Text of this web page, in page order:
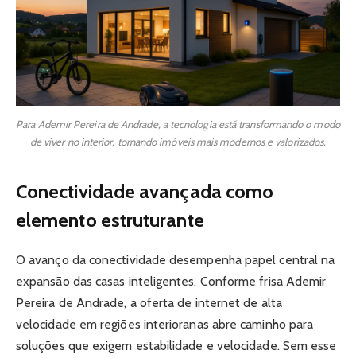
Para Ademir Pereira de Andrade, a tecnologia está transformando o modo
de viver no interior, tornando imóveis mais modernos e valorizados.
Conectividade avançada como
elemento estruturante
O avanço da conectividade desempenha papel central na
expansão das casas inteligentes. Conforme frisa Ademir
Pereira de Andrade, a oferta de internet de alta
velocidade em regiões interioranas abre caminho para
soluções que exigem estabilidade e velocidade. Sem esse